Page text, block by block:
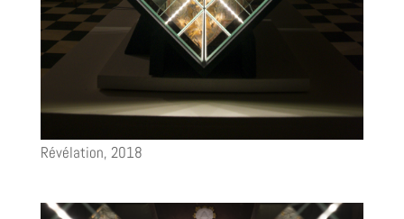
Révélation, 2018